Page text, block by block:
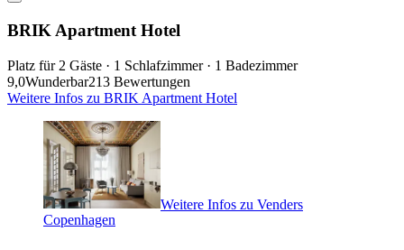
BRIK Apartment Hotel
Platz für 2 Gäste · 1 Schlafzimmer · 1 Badezimmer
9,0Wunderbar213 Bewertungen
Weitere Infos zu BRIK Apartment Hotel
Weitere Infos zu Venders
Copenhagen